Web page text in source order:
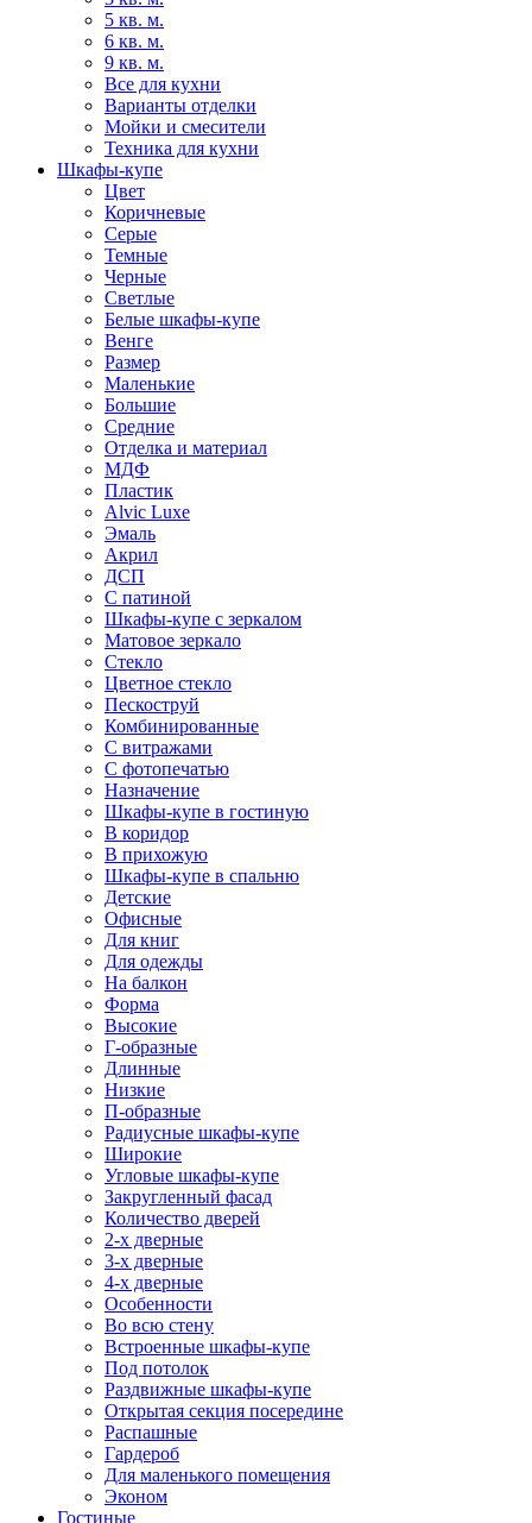
5 кв. м.
6 кв. м.
9 кв. м.
Все для кухни
Варианты отделки
Мойки и смесители
Техника для кухни
Шкафы-купе
Цвет
Коричневые
Серые
Темные
Черные
Светлые
Белые шкафы-купе
Венге
Размер
Маленькие
Большие
Средние
Отделка и материал
МДФ
Пластик
Alvic Luxe
Эмаль
Акрил
ДСП
С патиной
Шкафы-купе с зеркалом
Матовое зеркало
Стекло
Цветное стекло
Пескоструй
Комбинированные
С витражами
С фотопечатью
Назначение
Шкафы-купе в гостиную
В коридор
В прихожую
Шкафы-купе в спальню
Детские
Офисные
Для книг
Для одежды
На балкон
Форма
Высокие
Г-образные
Длинные
Низкие
П-образные
Радиусные шкафы-купе
Широкие
Угловые шкафы-купе
Закругленный фасад
Количество дверей
2-х дверные
3-х дверные
4-х дверные
Особенности
Во всю стену
Встроенные шкафы-купе
Под потолок
Раздвижные шкафы-купе
Открытая секция посередине
Распашные
Гардероб
Для маленького помещения
Эконом
Гостиные